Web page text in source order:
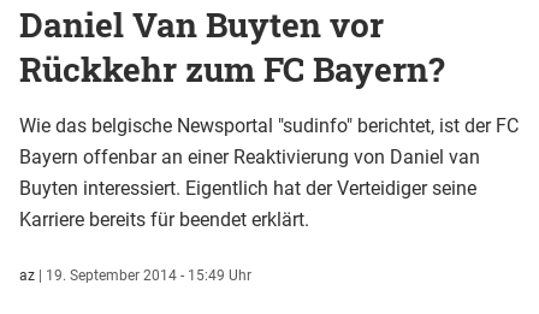
Daniel Van Buyten vor
Rückkehr zum FC Bayern?
Wie das belgische Newsportal "sudinfo" berichtet, ist der FC
Bayern offenbar an einer Reaktivierung von Daniel van
Buyten interessiert. Eigentlich hat der Verteidiger seine
Karriere bereits für beendet erklärt.
az | 19. September 2014 - 15:49 Uhr